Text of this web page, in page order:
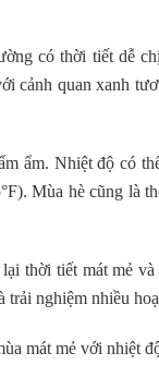
có thời tiết dễ
cảnh quan xanh
ẩm. Nhiệt độ có
Mùa hè cũng là
thời tiết mát mẻ
trải nghiệm nhiều
mát mẻ với nhiệt